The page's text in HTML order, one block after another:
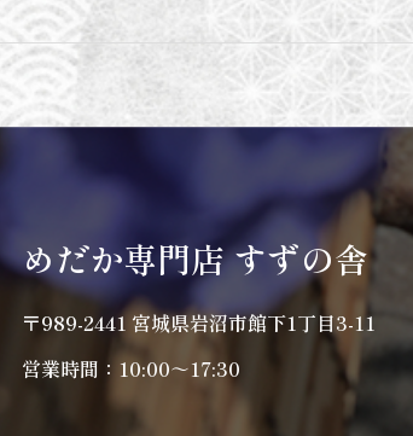
めだか専門店 すずの舎
〒989-2441 宮城県岩沼市館下1丁目3-11
営業時間：10:00～17:30